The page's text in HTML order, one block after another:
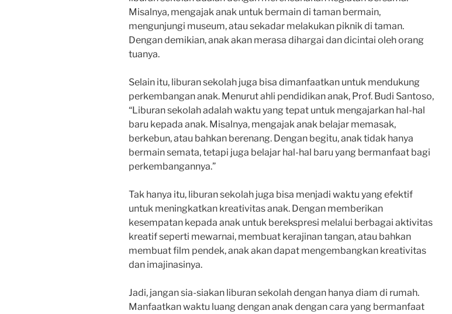
Misalnya, mengajak anak untuk bermain di taman bermain,
mengunjungi museum, atau sekadar melakukan piknik di taman.
Dengan demikian, anak akan merasa dihargai dan dicintai oleh orang
tuanya.
Selain itu, liburan sekolah juga bisa dimanfaatkan untuk mendukung
perkembangan anak. Menurut ahli pendidikan anak, Prof. Budi Santoso,
“Liburan sekolah adalah waktu yang tepat untuk mengajarkan hal-hal
baru kepada anak. Misalnya, mengajak anak belajar memasak,
berkebun, atau bahkan berenang. Dengan begitu, anak tidak hanya
bermain semata, tetapi juga belajar hal-hal baru yang bermanfaat bagi
perkembangannya.”
Tak hanya itu, liburan sekolah juga bisa menjadi waktu yang efektif
untuk meningkatkan kreativitas anak. Dengan memberikan
kesempatan kepada anak untuk berekspresi melalui berbagai aktivitas
kreatif seperti mewarnai, membuat kerajinan tangan, atau bahkan
membuat film pendek, anak akan dapat mengembangkan kreativitas
dan imajinasinya.
Jadi, jangan sia-siakan liburan sekolah dengan hanya diam di rumah.
Manfaatkan waktu luang dengan anak dengan cara yang bermanfaat